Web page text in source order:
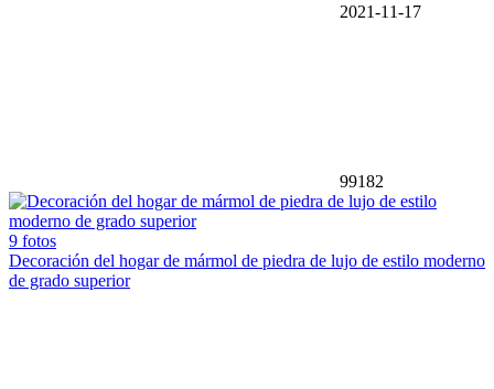
2021-11-17
99182
9 fotos
Decoración del hogar de mármol de piedra de lujo de estilo moderno
de grado superior